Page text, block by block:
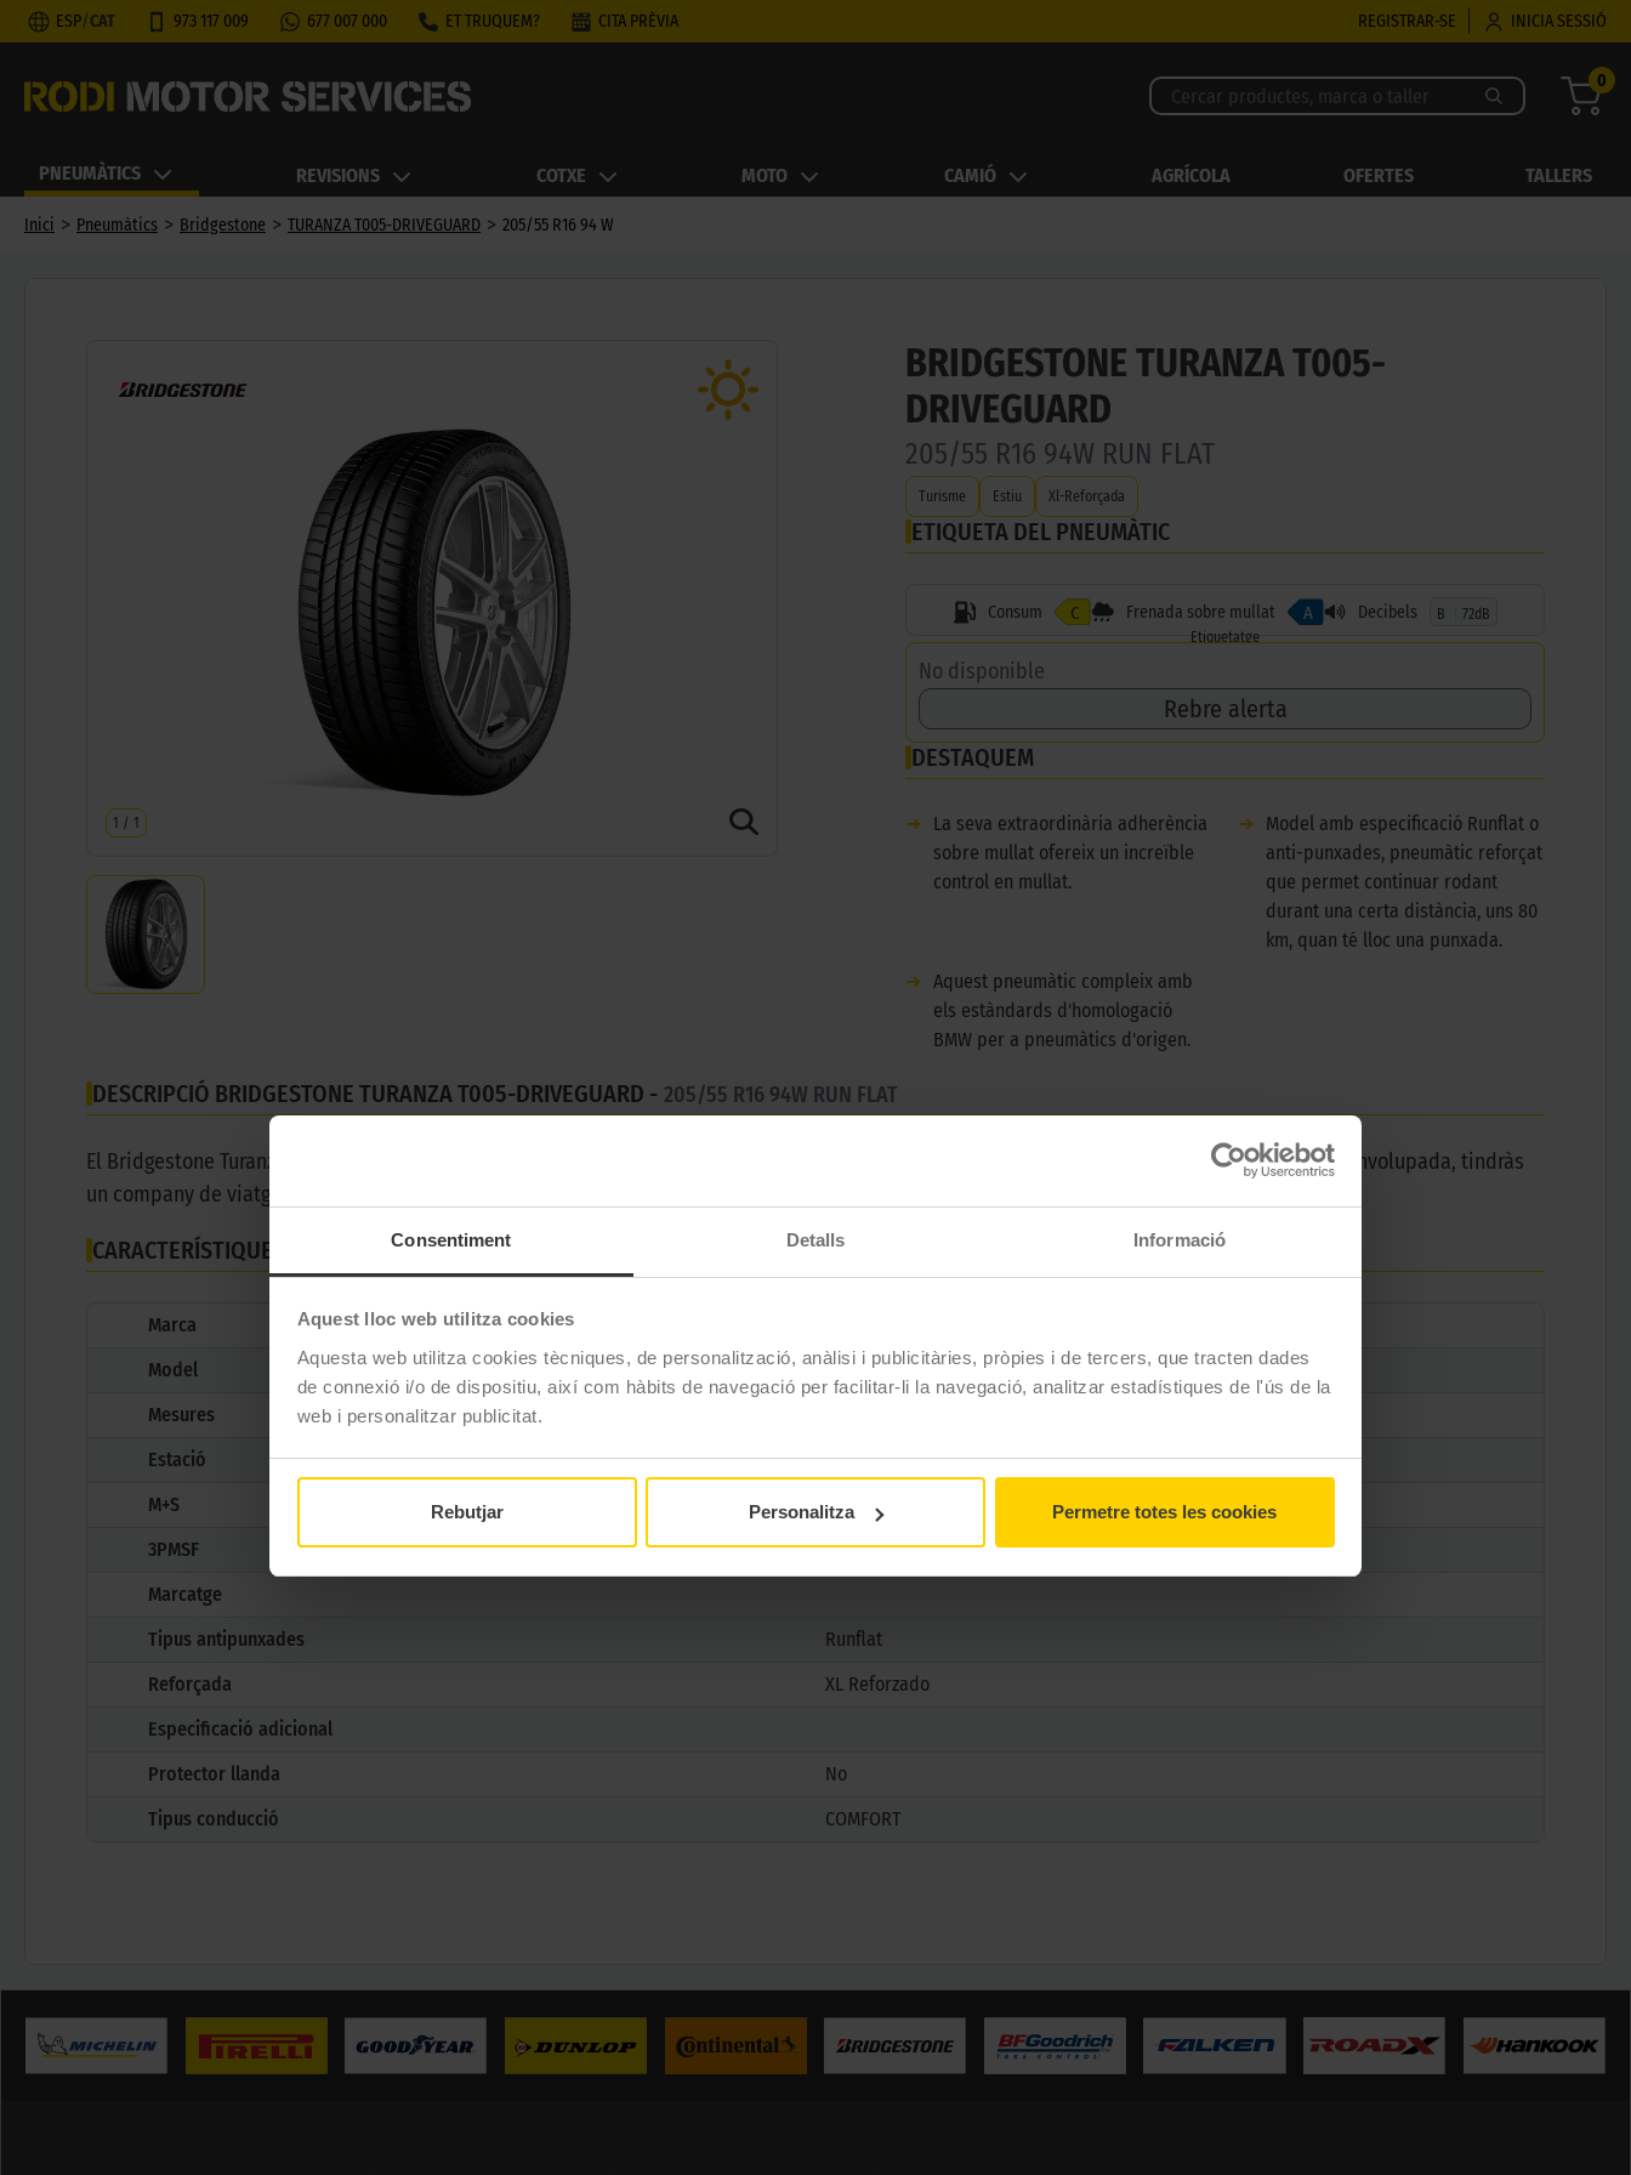
Consentiment Detalls Informació
Aquest lloc web utilitza cookies
Aquesta web utilitza cookies tècniques, de personalització, anàlisi i publicitàries, pròpies i de tercers, que tracten dades
de connexió i/o de dispositiu, així com hàbits de navegació per facilitar-li la navegació, analitzar estadístiques de l'ús de la
web i personalitzar publicitat.
Rebutjar Personalitza Permetre totes les cookies
ESP/CAT 973 117 009 677 007 000 ET TRUQUEM? CITA PRÈVIA REGISTRAR-SE INICIA SESSIÓ
0
PNEUMÀTICS REVISIONS COTXE MOTO CAMIÓ AGRÍCOLA OFERTES TALLERS
Inici > Pneumàtics > Bridgestone > TURANZA T005-DRIVEGUARD > 205/55 R16 94 W
1 / 1
BRIDGESTONE TURANZA T005-
DRIVEGUARD
205/55 R16 94W RUN FLAT
Turisme Estiu Xl-Reforçada
ETIQUETA DEL PNEUMÀTIC
Consum C Frenada sobre mullat A Decibels B
72dB
Etiquetatge
No disponible
Rebre alerta
DESTAQUEM
➜
La seva extraordinària adherència
sobre mullat ofereix un increïble
control en mullat.
➜
Model amb especificació Runflat o
anti-punxades, pneumàtic reforçat
que permet continuar rodant
durant una certa distància, uns 80
km, quan té lloc una punxada.
➜ Aquest pneumàtic compleix amb
els estàndards d'homologació
BMW per a pneumàtics d'origen.
DESCRIPCIÓ BRIDGESTONE TURANZA T005-DRIVEGUARD - 205/55 R16 94W RUN FLAT
El Bridgestone Turanza T005-Driveguard és un pneumàtic d'estiu que ofereix una estabilitat sense igual. Gràcies al seu dibuix i tecnologia desenvolupada, tindràs
un company de viatge amb un nivell de rendiment constant.
CARACTERÍSTIQUES TÈCNIQUES
Marca
Model
TURANZA T005-DRIVEGUARD
Mesures
Estació
Estiu
M+S
No
3PMSF
No
Marcatge
Tipus antipunxades
Runflat
Reforçada
XL Reforzado
Especificació adicional
Protector llanda
No
Tipus conducció
COMFORT